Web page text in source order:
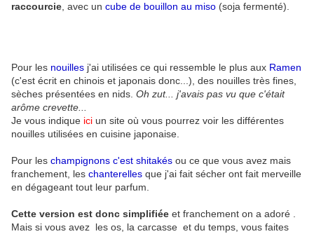
raccourcie , avec un cube de bouillon au miso (soja fermenté).
Pour les nouilles j'ai utilisées ce qui ressemble le plus aux Ramen
(c'est écrit en chinois et japonais donc...), des nouilles très fines,
sèches présentées en nids. Oh zut... j'avais pas vu que c'était
arôme crevette...
Je vous indique ici un site où vous pourrez voir les différentes
nouilles utilisées en cuisine japonaise.
Pour les champignons c'est shitakés ou ce que vous avez mais
franchement, les chanterelles que j'ai fait sécher ont fait merveille
en dégageant tout leur parfum.
Cette version est donc simplifiée et franchement on a adoré .
Mais si vous avez les os, la carcasse et du temps, vous faites